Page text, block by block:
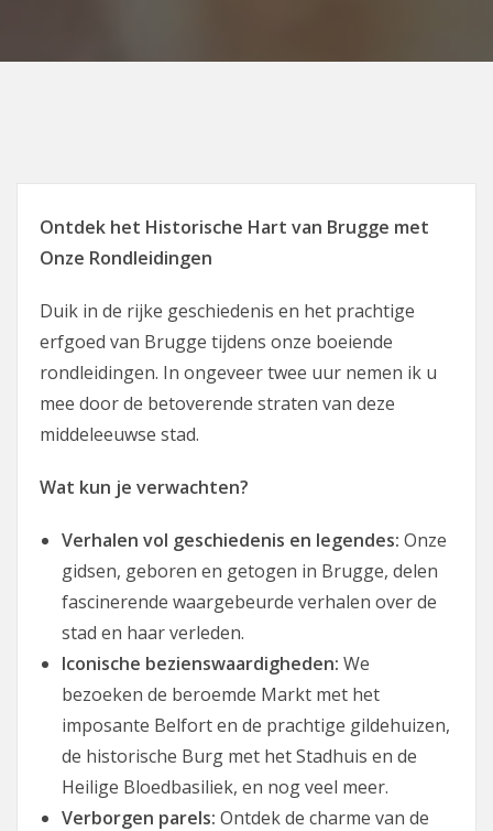
Ontdek het Historische Hart van Brugge met
Onze Rondleidingen
Duik in de rijke geschiedenis en het prachtige
erfgoed van Brugge tijdens onze boeiende
rondleidingen. In ongeveer twee uur nemen ik u
mee door de betoverende straten van deze
middeleeuwse stad.
Wat kun je verwachten?
Verhalen vol geschiedenis en legendes: Onze
gidsen, geboren en getogen in Brugge, delen
fascinerende waargebeurde verhalen over de
stad en haar verleden.
Iconische bezienswaardigheden: We
bezoeken de beroemde Markt met het
imposante Belfort en de prachtige gildehuizen,
de historische Burg met het Stadhuis en de
Heilige Bloedbasiliek, en nog veel meer.
Verborgen parels: Ontdek de charme van de